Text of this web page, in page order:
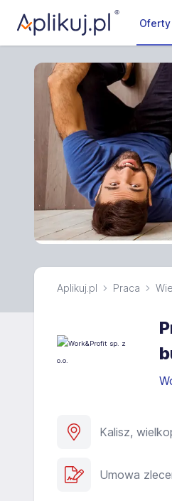
Aplikuj.pl Praca
Kalisz,
Umowa